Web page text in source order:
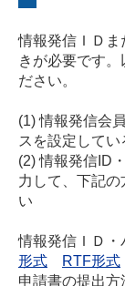
情報発信ＩＤ
きが必要です。
ださい。
(1) 情報発信会
スを設定してい
(2) 情報発信ID
力して、下記
い
情報発信ＩＤ
形式
RTF形式
申請書の提出方